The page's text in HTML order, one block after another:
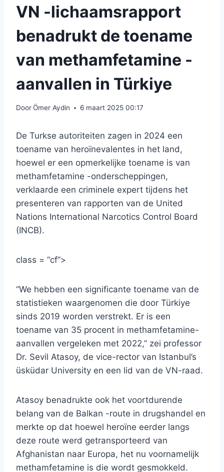
VN -lichaamsrapport
benadrukt de toename
van methamfetamine -
aanvallen in Türkiye
DoorÖmer Aydin 6 maart 2025 00:17
De Turkse autoriteiten zagen in 2024 een
toename van heroïnevalentes in het land,
hoewel er een opmerkelijke toename is van
methamfetamine -onderscheppingen,
verklaarde een criminele expert tijdens het
presenteren van rapporten van de United
Nations International Narcotics Control Board
(INCB).
class = “cf”>
“We hebben een significante toename van de
statistieken waargenomen die door Türkiye
sinds 2019 worden verstrekt. Er is een
toename van 35 procent in methamfetamine-
aanvallen vergeleken met 2022,” zei professor
Dr. Sevil Atasoy, de vice-rector van Istanbul’s
üsküdar University en een lid van de VN-raad.
Atasoy benadrukte ook het voortdurende
belang van de Balkan -route in drugshandel en
merkte op dat hoewel heroïne eerder langs
deze route werd getransporteerd van
Afghanistan naar Europa, het nu voornamelijk
methamfetamine is die wordt gesmokkeld.